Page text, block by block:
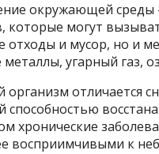
окружающей среды
которые могут
отходы и мусор, но и
угарный газ,
организм отличается
способностью
хронические
восприимчивыми к